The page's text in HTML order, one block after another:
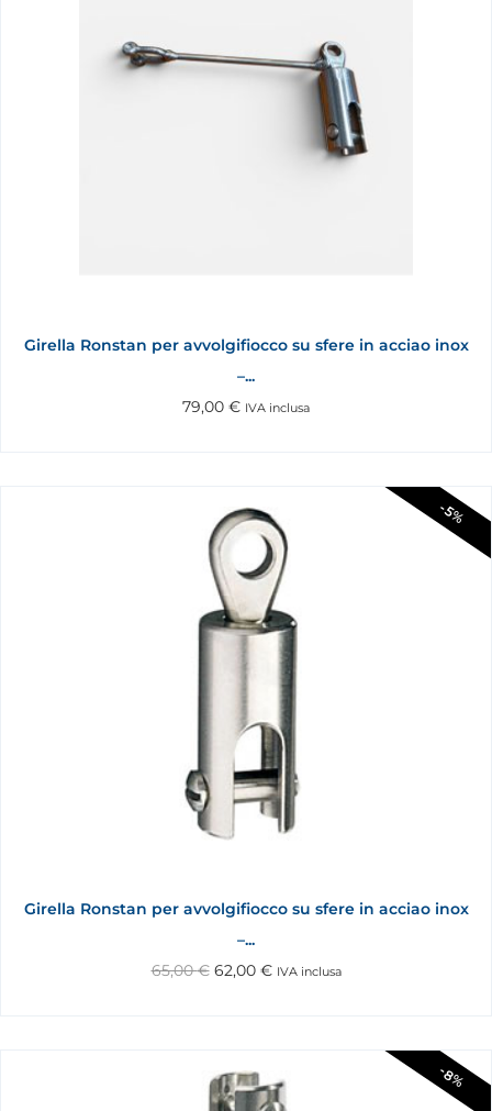
Girella Ronstan per avvolgifiocco su sfere in acciao inox
–...
79,00 € IVA inclusa
-5%
Girella Ronstan per avvolgifiocco su sfere in acciao inox
–...
65,00€ 62,00 € IVA inclusa
-8%